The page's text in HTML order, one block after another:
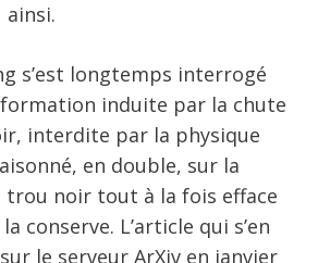
ainsi.
s’est longtemps interrogé
induite par la chute
interdite par la physique
en double, sur la
trou noir tout à la fois efface
conserve. L’article qui s’en
le serveur ArXiv en janvier